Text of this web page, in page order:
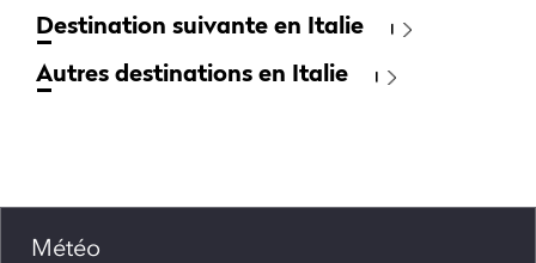
Destination suivante en Italie
Autres destinations en Italie
Météo